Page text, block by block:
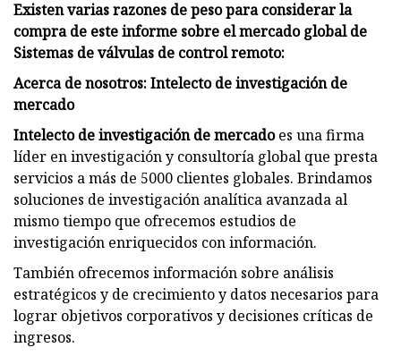
Existen varias razones de peso para considerar la
compra de este informe sobre el mercado global de
Sistemas de válvulas de control remoto:
Acerca de nosotros: Intelecto de investigación de
mercado
Intelecto de investigación de mercadoes una firma
líder en investigación y consultoría global que presta
servicios a más de 5000 clientes globales. Brindamos
soluciones de investigación analítica avanzada al
mismo tiempo que ofrecemos estudios de
investigación enriquecidos con información.
También ofrecemos información sobre análisis
estratégicos y de crecimiento y datos necesarios para
lograr objetivos corporativos y decisiones críticas de
ingresos.